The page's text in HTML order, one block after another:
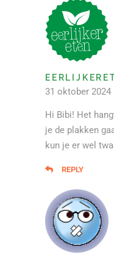
31 oktober 2024
Hi Bibi! Het
je de plakken
kun je er wel
REPLY